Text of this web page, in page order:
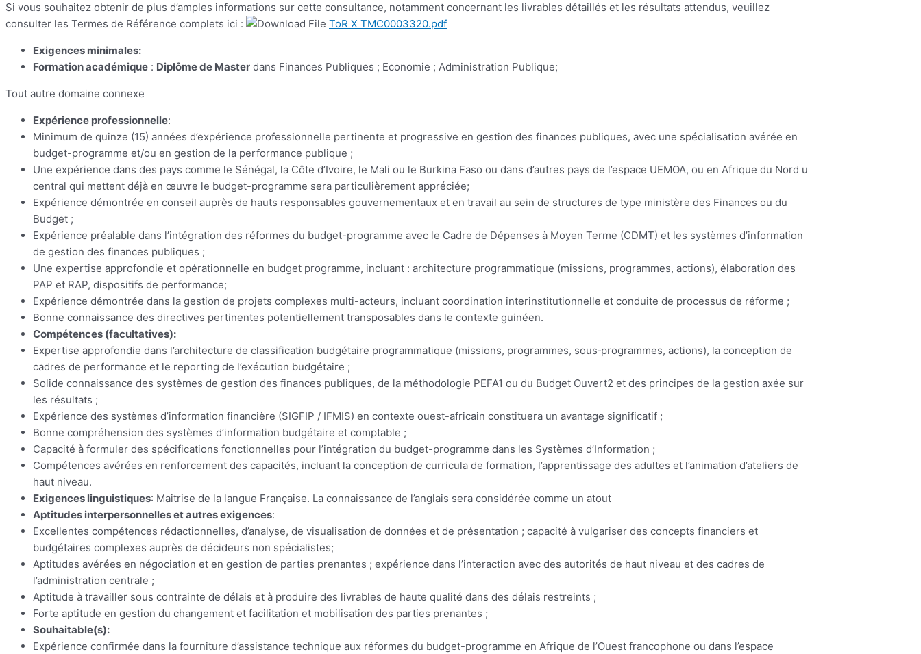
Si vous souhaitez obtenir de plus d’amples informations sur cette consultance, notamment concernant les livrables détaillés et les résultats attendus, veuillez
consulter les Termes de Référence complets ici :
ToR X TMC0003320.pdf
Exigences minimales:
Formation académique : Diplôme de Master dans Finances Publiques ; Economie ; Administration Publique;
Tout autre domaine connexe
Expérience professionnelle:
Minimum de quinze (15) années d’expérience professionnelle pertinente et progressive en gestion des finances publiques, avec une spécialisation avérée en
budget-programme et/ou en gestion de la performance publique ;
Une expérience dans des pays comme le Sénégal, la Côte d’Ivoire, le Mali ou le Burkina Faso ou dans d’autres pays de l’espace UEMOA, ou en Afrique du Nord u
central qui mettent déjà en œuvre le budget-programme sera particulièrement appréciée;
Expérience démontrée en conseil auprès de hauts responsables gouvernementaux et en travail au sein de structures de type ministère des Finances ou du
Budget ;
Expérience préalable dans l’intégration des réformes du budget-programme avec le Cadre de Dépenses à Moyen Terme (CDMT) et les systèmes d’information
de gestion des finances publiques ;
Une expertise approfondie et opérationnelle en budget programme, incluant : architecture programmatique (missions, programmes, actions), élaboration des
PAP et RAP, dispositifs de performance;
Expérience démontrée dans la gestion de projets complexes multi-acteurs, incluant coordination interinstitutionnelle et conduite de processus de réforme ;
Bonne connaissance des directives pertinentes potentiellement transposables dans le contexte guinéen.
Compétences (facultatives):
Expertise approfondie dans l’architecture de classification budgétaire programmatique (missions, programmes, sous‑programmes, actions), la conception de
cadres de performance et le reporting de l’exécution budgétaire ;
Solide connaissance des systèmes de gestion des finances publiques, de la méthodologie PEFA1 ou du Budget Ouvert2 et des principes de la gestion axée sur
les résultats ;
Expérience des systèmes d’information financière (SIGFIP / IFMIS) en contexte ouest-africain constituera un avantage significatif ;
Bonne compréhension des systèmes d’information budgétaire et comptable ;
Capacité à formuler des spécifications fonctionnelles pour l’intégration du budget-programme dans les Systèmes d’Information ;
Compétences avérées en renforcement des capacités, incluant la conception de curricula de formation, l’apprentissage des adultes et l’animation d’ateliers de
haut niveau.
Exigences linguistiques: Maitrise de la langue Française. La connaissance de l’anglais sera considérée comme un atout
Aptitudes interpersonnelles et autres exigences:
Excellentes compétences rédactionnelles, d’analyse, de visualisation de données et de présentation ; capacité à vulgariser des concepts financiers et
budgétaires complexes auprès de décideurs non spécialistes;
Aptitudes avérées en négociation et en gestion de parties prenantes ; expérience dans l’interaction avec des autorités de haut niveau et des cadres de
l’administration centrale ;
Aptitude à travailler sous contrainte de délais et à produire des livrables de haute qualité dans des délais restreints ;
Forte aptitude en gestion du changement et facilitation et mobilisation des parties prenantes ;
Souhaitable(s):
Expérience confirmée dans la fourniture d’assistance technique aux réformes du budget-programme en Afrique de l’Ouest francophone ou dans l’espace